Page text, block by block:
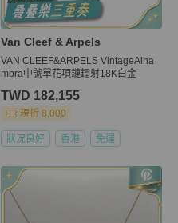
Van Cleef & Arpels
VAN CLEEF&ARPELS VintageAlha
mbra中號單花項鏈鐳射18K白金
TWD 182,155
現折 8,000
狀況良好 香港 免運